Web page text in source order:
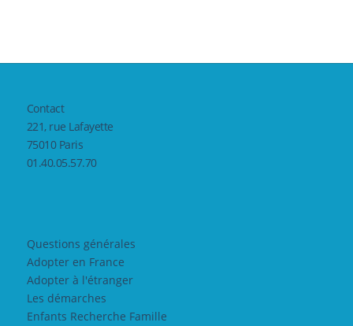
Contact
221, rue Lafayette
75010 Paris
01.40.05.57.70
Questions générales
Adopter en France
Adopter à l'étranger
Les démarches
Enfants Recherche Famille